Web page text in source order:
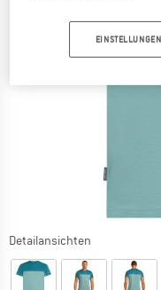
Detailansichten
EINSTELLUNGEN